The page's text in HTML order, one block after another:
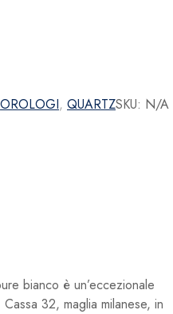
OROLOGI, QUARTZSKU: N/A
bianco è un’eccezionale
32, maglia milanese, in